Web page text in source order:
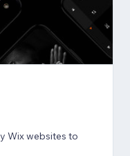
Wix websites to